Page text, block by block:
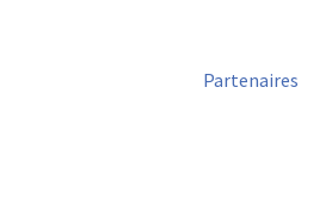
Partenaires